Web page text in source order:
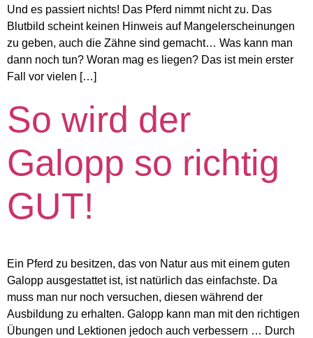
Und es passiert nichts! Das Pferd nimmt nicht zu. Das
Blutbild scheint keinen Hinweis auf Mangelerscheinungen
zu geben, auch die Zähne sind gemacht… Was kann man
dann noch tun? Woran mag es liegen? Das ist mein erster
Fall vor vielen […]
So wird der
Galopp so richtig
GUT!
Ein Pferd zu besitzen, das von Natur aus mit einem guten
Galopp ausgestattet ist, ist natürlich das einfachste. Da
muss man nur noch versuchen, diesen während der
Ausbildung zu erhalten. Galopp kann man mit den richtigen
Übungen und Lektionen jedoch auch verbessern … Durch